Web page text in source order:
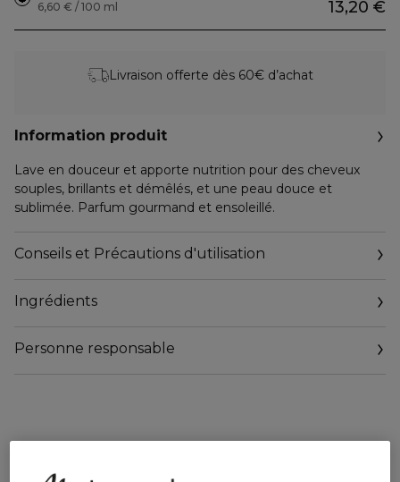
13,20 €
6,60 € / 100 ml
Livraison offerte dès 60€ d’achat
Information produit
Lave en douceur et apporte nutrition pour des cheveux
souples, brillants et démêlés, et une peau douce et
sublimée. Parfum gourmand et ensoleillé.
Conseils et Précautions d'utilisation
Ingrédients
Personne responsable